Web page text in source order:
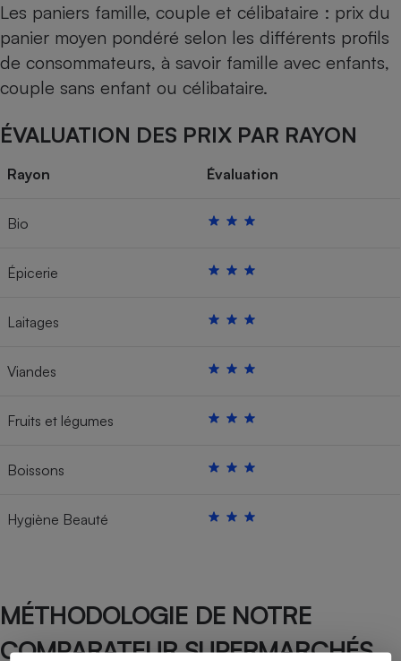
Les paniers famille, couple et célibataire : prix du
panier moyen pondéré selon les différents profils
de consommateurs, à savoir famille avec enfants,
couple sans enfant ou célibataire.
ÉVALUATION DES PRIX PAR RAYON
Rayon Évaluation
Bio
Épicerie
Laitages
Viandes
Fruits et légumes
Boissons
Hygiène Beauté
MÉTHODOLOGIE DE NOTRE
COMPARATEUR SUPERMARCHÉS